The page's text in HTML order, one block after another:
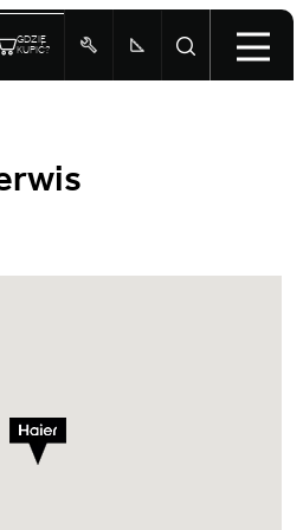
GDZIE
KUPIĆ?